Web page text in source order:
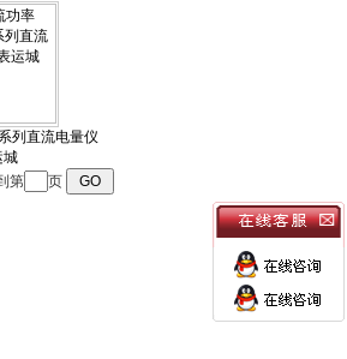
列直流电量仪
城
第 页